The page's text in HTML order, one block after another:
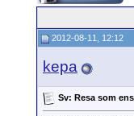
2012-08-11, 12:12
kepa
Sv: Resa som